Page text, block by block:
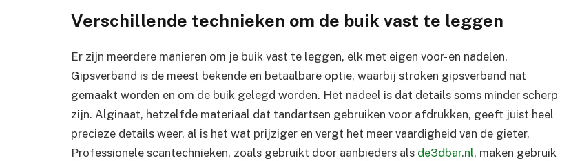
Verschillende technieken om de buik vast te leggen
Er zijn meerdere manieren om je buik vast te leggen, elk met eigen voor- en nadelen.
Gipsverband is de meest bekende en betaalbare optie, waarbij stroken gipsverband nat
gemaakt worden en om de buik gelegd worden. Het nadeel is dat details soms minder scherp
zijn. Alginaat, hetzelfde materiaal dat tandartsen gebruiken voor afdrukken, geeft juist heel
precieze details weer, al is het wat prijziger en vergt het meer vaardigheid van de gieter.
Professionele scantechnieken, zoals gebruikt door aanbieders als de3dbar.nl, maken gebruik